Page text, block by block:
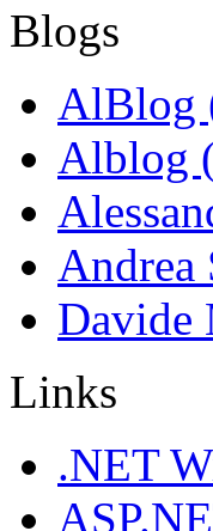
Blogs
AlBlog
Alblog
Andrea
Davide
Links
.NET